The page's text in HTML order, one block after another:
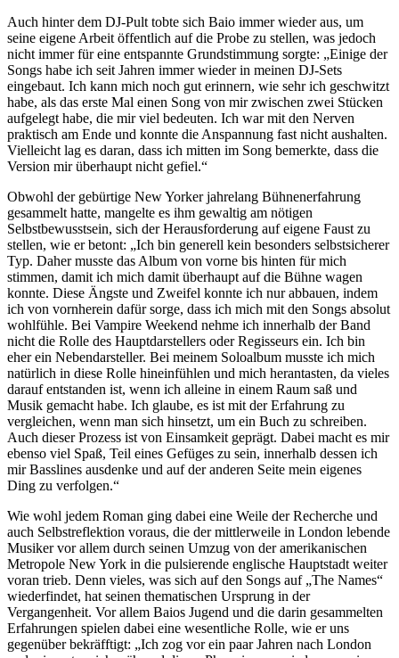
Auch hinter dem DJ-Pult tobte sich Baio immer wieder aus, um
seine eigene Arbeit öffentlich auf die Probe zu stellen, was jedoch
nicht immer für eine entspannte Grundstimmung sorgte: „Einige der
Songs habe ich seit Jahren immer wieder in meinen DJ-Sets
eingebaut. Ich kann mich noch gut erinnern, wie sehr ich geschwitzt
habe, als das erste Mal einen Song von mir zwischen zwei Stücken
aufgelegt habe, die mir viel bedeuten. Ich war mit den Nerven
praktisch am Ende und konnte die Anspannung fast nicht aushalten.
Vielleicht lag es daran, dass ich mitten im Song bemerkte, dass die
Version mir überhaupt nicht gefiel.“
Obwohl der gebürtige New Yorker jahrelang Bühnenerfahrung
gesammelt hatte, mangelte es ihm gewaltig am nötigen
Selbstbewusstsein, sich der Herausforderung auf eigene Faust zu
stellen, wie er betont: „Ich bin generell kein besonders selbstsicherer
Typ. Daher musste das Album von vorne bis hinten für mich
stimmen, damit ich mich damit überhaupt auf die Bühne wagen
konnte. Diese Ängste und Zweifel konnte ich nur abbauen, indem
ich von vornherein dafür sorge, dass ich mich mit den Songs absolut
wohlfühle. Bei Vampire Weekend nehme ich innerhalb der Band
nicht die Rolle des Hauptdarstellers oder Regisseurs ein. Ich bin
eher ein Nebendarsteller. Bei meinem Soloalbum musste ich mich
natürlich in diese Rolle hineinfühlen und mich herantasten, da vieles
darauf entstanden ist, wenn ich alleine in einem Raum saß und
Musik gemacht habe. Ich glaube, es ist mit der Erfahrung zu
vergleichen, wenn man sich hinsetzt, um ein Buch zu schreiben.
Auch dieser Prozess ist von Einsamkeit geprägt. Dabei macht es mir
ebenso viel Spaß, Teil eines Gefüges zu sein, innerhalb dessen ich
mir Basslines ausdenke und auf der anderen Seite mein eigenes
Ding zu verfolgen.“
Wie wohl jedem Roman ging dabei eine Weile der Recherche und
auch Selbstreflektion voraus, die der mittlerweile in London lebende
Musiker vor allem durch seinen Umzug von der amerikanischen
Metropole New York in die pulsierende englische Hauptstadt weiter
voran trieb. Denn vieles, was sich auf den Songs auf „The Names“
wiederfindet, hat seinen thematischen Ursprung in der
Vergangenheit. Vor allem Baios Jugend und die darin gesammelten
Erfahrungen spielen dabei eine wesentliche Rolle, wie er uns
gegenüber bekräfftigt: „Ich zog vor ein paar Jahren nach London